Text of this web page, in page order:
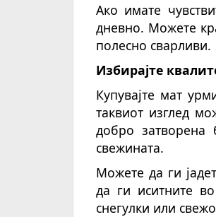
Ако имате
дневно. Можете
полесно сварливи.
Избирајте
Купувајте мат
таквиот изглед
добро
свежината.
Можете да ги
да ги иситните
снегулки или